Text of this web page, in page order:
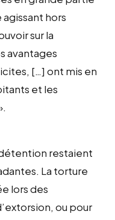
hors
sur la
avantages
[…] ont mis en
et les
restaient
La torture
lors des
ou pour